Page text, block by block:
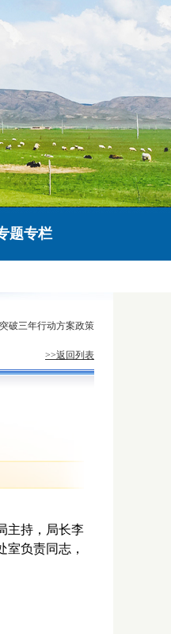
题专栏
破三年行动方案政策
>>返回列表
主持，局长李
负责同志，